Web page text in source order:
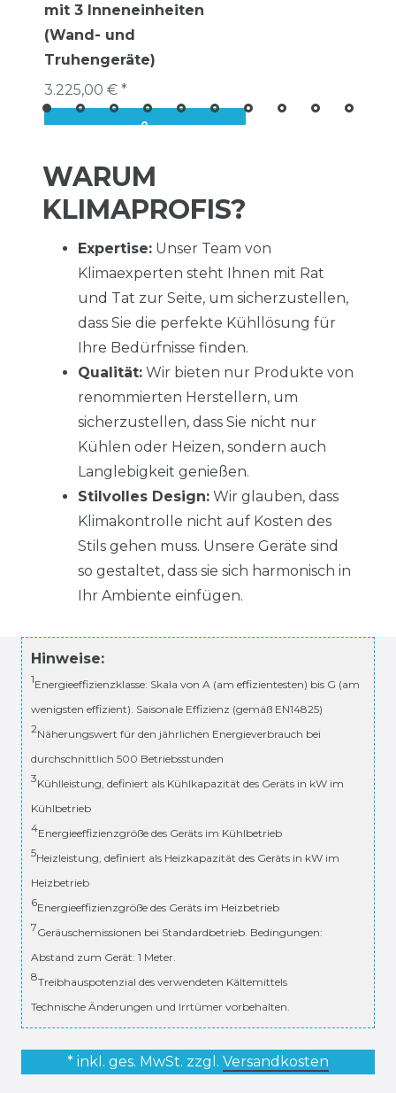
mit 3 Inneneinheiten
(Wand- und
Truhengeräte)
3.225,00 € *
WARUM
KLIMAPROFIS?
Expertise: Unser Team von
Klimaexperten steht Ihnen mit Rat
und Tat zur Seite, um sicherzustellen,
dass Sie die perfekte Kühllösung für
Ihre Bedürfnisse finden.
Qualität: Wir bieten nur Produkte von
renommierten Herstellern, um
sicherzustellen, dass Sie nicht nur
Kühlen oder Heizen, sondern auch
Langlebigkeit genießen.
Stilvolles Design: Wir glauben, dass
Klimakontrolle nicht auf Kosten des
Stils gehen muss. Unsere Geräte sind
so gestaltet, dass sie sich harmonisch in
Ihr Ambiente einfügen.
Hinweise:
1Energieeffizienzklasse: Skala von A (am effizientesten) bis G (am
wenigsten effizient). Saisonale Effizienz (gemäß EN14825)
2Näherungswert für den jährlichen Energieverbrauch bei
durchschnittlich 500 Betriebsstunden
3Kühlleistung, definiert als Kühlkapazität des Geräts in kW im
Kühlbetrieb
4Energieeffizienzgröße des Geräts im Kühlbetrieb
5Heizleistung, definiert als Heizkapazität des Geräts in kW im
Heizbetrieb
6Energieeffizienzgröße des Geräts im Heizbetrieb
7Geräuschemissionen bei Standardbetrieb. Bedingungen:
Abstand zum Gerät: 1 Meter.
8Treibhauspotenzial des verwendeten Kältemittels
Technische Änderungen und Irrtümer vorbehalten.
* inkl. ges. MwSt. zzgl. Versandkosten